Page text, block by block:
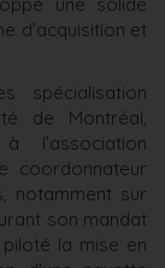
d’acquisition et
spécialisation
de Montréal,
coordonnateur
notamment sur
son mandat
la mise en